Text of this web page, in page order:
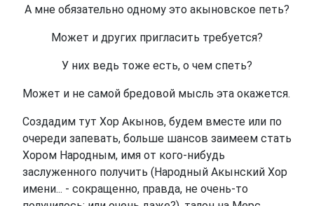
А мне обязательно одному это акыновское петь?
Может и других пригласить требуется?
У них ведь тоже есть, о чем спеть?
Может и не самой бредовой мысль эта окажется.
Создадим тут Хор Акынов, будем вместе или по
очереди запевать, больше шансов заимеем стать
Хором Народным, имя от кого-нибудь
заслуженного получить (Народный Акынский Хор
имени... - сокращенно, правда, не очень-то